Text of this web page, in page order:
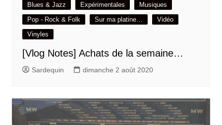
Blues & Jazz Expérimentales
Musiques
Pop - Rock & Folk
Sur ma platine…
Vidéo
Vinyles
[Vlog Notes] Achats de la semaine…
Sardequin dimanche 2 août 2020